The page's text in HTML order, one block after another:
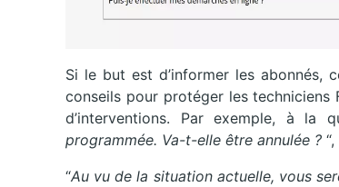
Si le but est d’informer les abonnés,
conseils pour protéger les techniciens
d’interventions. Par exemple, à la
programmée. Va-t-elle être annulée ?
“Au vu de la situation actuelle, vous